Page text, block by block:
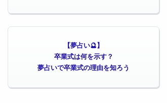
【夢占い🔮】
卒業式は何を示す？
夢占いで卒業式の理由を知ろう